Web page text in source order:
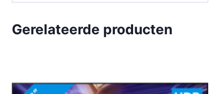
Gerelateerde producten